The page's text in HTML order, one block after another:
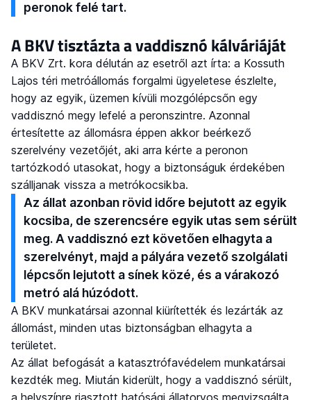
peronok felé tart.
A BKV tisztázta a vaddisznó kálváriáját
A BKV Zrt. kora délután az esetről azt írta: a Kossuth
Lajos téri metróállomás forgalmi ügyeletese észlelte,
hogy az egyik, üzemen kívüli mozgólépcsőn egy
vaddisznó megy lefelé a peronszintre. Azonnal
értesítette az állomásra éppen akkor beérkező
szerelvény vezetőjét, aki arra kérte a peronon
tartózkodó utasokat, hogy a biztonságuk érdekében
szálljanak vissza a metrókocsikba.
Az állat azonban rövid időre bejutott az egyik
kocsiba, de szerencsére egyik utas sem sérült
meg. A vaddisznó ezt követően elhagyta a
szerelvényt, majd a pályára vezető szolgálati
lépcsőn lejutott a sínek közé, és a várakozó
metró alá húzódott.
A BKV munkatársai azonnal kiürítették és lezárták az
állomást, minden utas biztonságban elhagyta a
területet.
Az állat befogását a katasztrófavédelem munkatársai
kezdték meg. Miután kiderült, hogy a vaddisznó sérült,
a helyszínre riasztott hatósági állatorvos megvizsgálta